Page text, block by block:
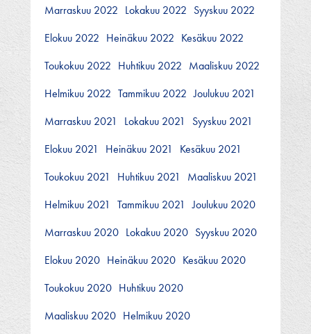
Marraskuu 2022 Lokakuu 2022 Syyskuu 2022
Elokuu 2022 Heinäkuu 2022 Kesäkuu 2022
Toukokuu 2022 Huhtikuu 2022 Maaliskuu 2022
Helmikuu 2022 Tammikuu 2022 Joulukuu 2021
Marraskuu 2021
Lokakuu 2021
Syyskuu 2021
Elokuu 2021
Heinäkuu 2021
Kesäkuu 2021
Toukokuu 2021
Huhtikuu 2021
Maaliskuu 2021
Helmikuu 2021
Tammikuu 2021
Joulukuu 2020
Marraskuu 2020 Lokakuu 2020 Syyskuu 2020
Elokuu 2020 Heinäkuu 2020 Kesäkuu 2020
Toukokuu 2020 Huhtikuu 2020
Maaliskuu 2020 Helmikuu 2020